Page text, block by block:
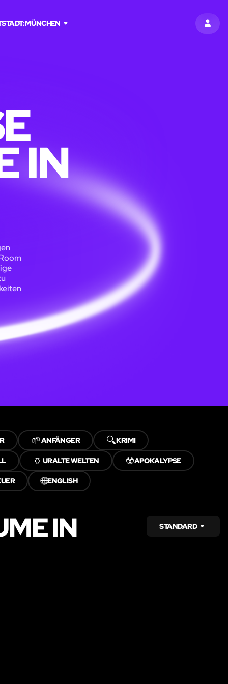
STADT:MÜNCHEN
IN
🌱ANFÄNGER 🔍KRIMI
🏺 URALTE WELTEN ☢️APOKALYPSE
🌐ENGLISH
IN STANDARD